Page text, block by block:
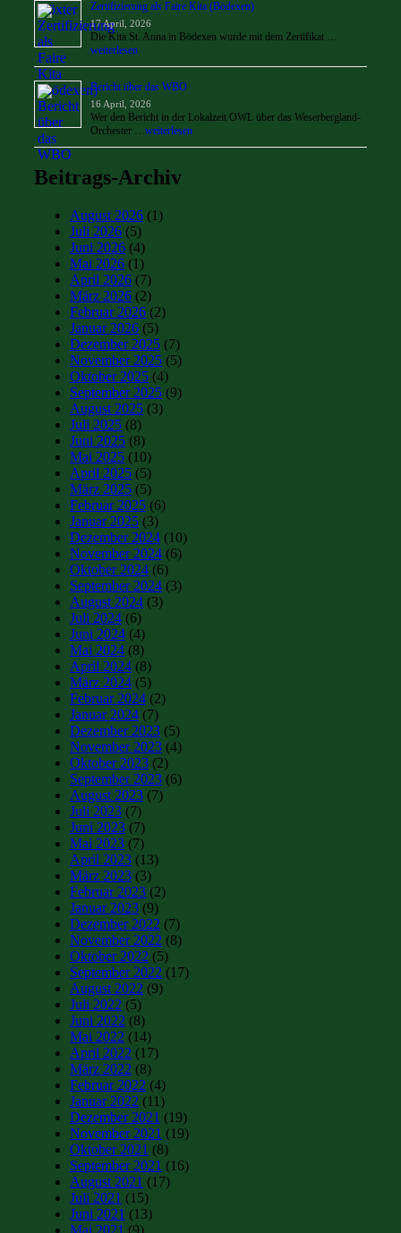
Zertifizierung als Faire Kita (Bödexen)
17 April, 2026
Die Kita St. Anna in Bödexen wurde mit dem Zertifikat …
weiterlesen
Bericht über das WBO
16 April, 2026
Wer den Bericht in der Lokalzeit OWL über das Weserbergland-
Orchester …weiterlesen
Beitrags-Archiv
August 2026 (1)
Juli 2026 (5)
Juni 2026 (4)
Mai 2026 (1)
April 2026 (7)
März 2026 (2)
Februar 2026 (2)
Januar 2026 (5)
Dezember 2025 (7)
November 2025 (5)
Oktober 2025 (4)
September 2025 (9)
August 2025 (3)
Juli 2025 (8)
Juni 2025 (8)
Mai 2025 (10)
April 2025 (5)
März 2025 (5)
Februar 2025 (6)
Januar 2025 (3)
Dezember 2024 (10)
November 2024 (6)
Oktober 2024 (6)
September 2024 (3)
August 2024 (3)
Juli 2024 (6)
Juni 2024 (4)
Mai 2024 (8)
April 2024 (8)
März 2024 (5)
Februar 2024 (2)
Januar 2024 (7)
Dezember 2023 (5)
November 2023 (4)
Oktober 2023 (2)
September 2023 (6)
August 2023 (7)
Juli 2023 (7)
Juni 2023 (7)
Mai 2023 (7)
April 2023 (13)
März 2023 (3)
Februar 2023 (2)
Januar 2023 (9)
Dezember 2022 (7)
November 2022 (8)
Oktober 2022 (5)
September 2022 (17)
August 2022 (9)
Juli 2022 (5)
Juni 2022 (8)
Mai 2022 (14)
April 2022 (17)
März 2022 (8)
Februar 2022 (4)
Januar 2022 (11)
Dezember 2021 (19)
November 2021 (19)
Oktober 2021 (8)
September 2021 (16)
August 2021 (17)
Juli 2021 (15)
Juni 2021 (13)
Mai 2021 (9)